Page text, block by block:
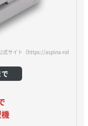
式サイト （https://aspina-